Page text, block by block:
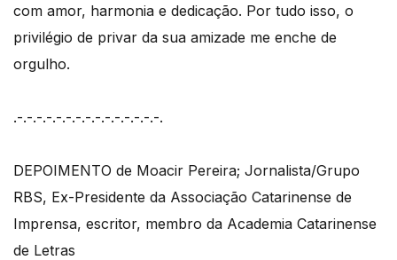
com amor, harmonia e dedicação. Por tudo isso, o
privilégio de privar da sua amizade me enche de
orgulho.
.-.-.-.-.-.-.-.-.-.-.-.-.-.-.-.
DEPOIMENTO de Moacir Pereira; Jornalista/Grupo
RBS, Ex-Presidente da Associação Catarinense de
Imprensa, escritor, membro da Academia Catarinense
de Letras